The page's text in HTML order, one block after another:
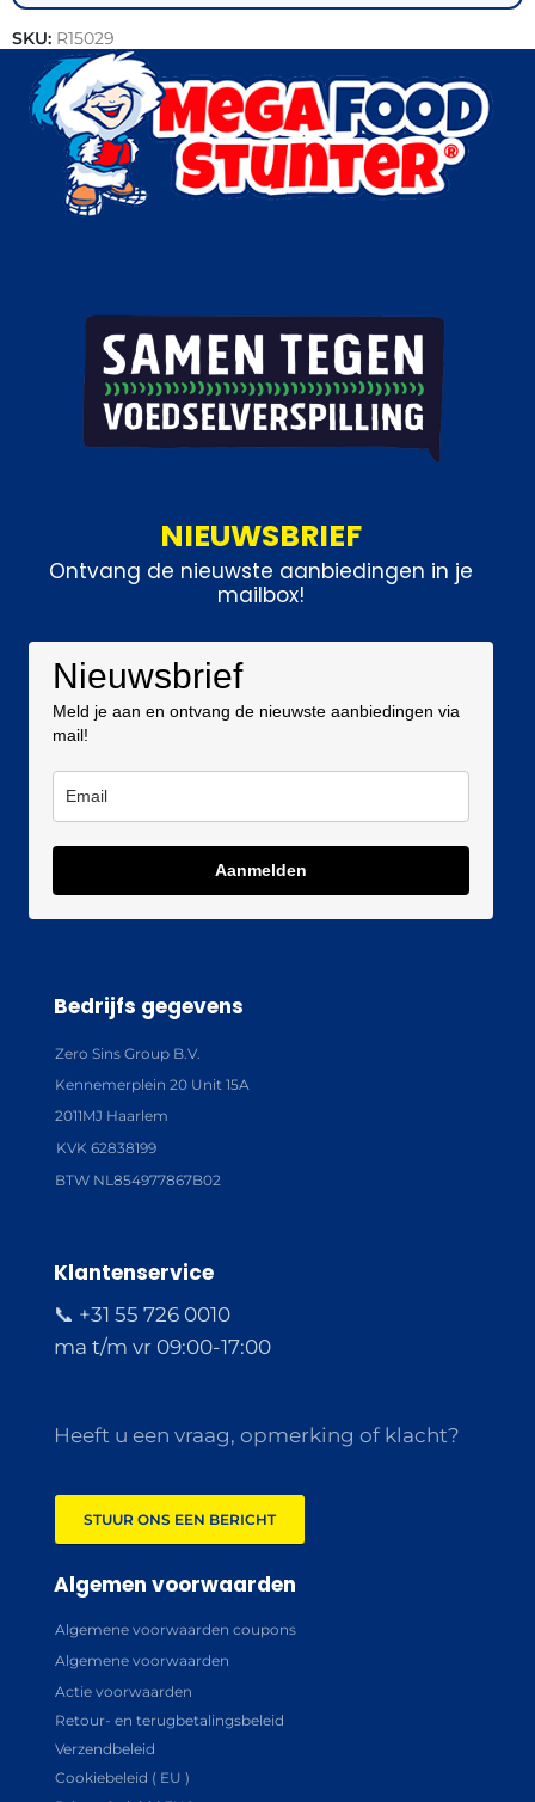
SKU: R15029
Categorieën:Groente
NIEUWSBRIEF
Ontvang de nieuwste aanbiedingen in je
mailbox!
Nieuwsbrief
Meld je aan en ontvang de nieuwste aanbiedingen via
mail!
Aanmelden
Bedrijfs gegevens
Zero Sins Group B.V.
Kennemerplein 20 Unit 15A
2011MJ Haarlem
KVK 62838199
BTW NL854977867B02
Klantenservice
📞 +31 55 726 0010
ma t/m vr 09:00-17:00
Heeft u een vraag, opmerking of klacht?
STUUR ONS EEN BERICHT
Algemen voorwaarden
Algemene voorwaarden coupons
Algemene voorwaarden
Actie voorwaarden
Retour- en terugbetalingsbeleid
Verzendbeleid
Cookiebeleid ( EU )